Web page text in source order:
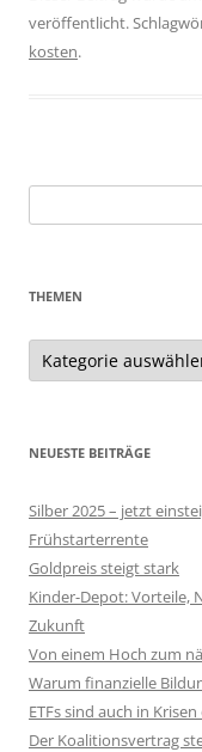
veröffentlicht.
kosten.
nach:
THEMEN
Themen
NEUESTE BEITRÄGE
Silber 2025 – jetzt
Frühstarterrente
Goldpreis steigt stark
Kinder-Depot: Vorteile,
Zukunft
Von einem Hoch zum
Warum finanzielle
ETFs sind auch in
Der Koalitionsvertrag